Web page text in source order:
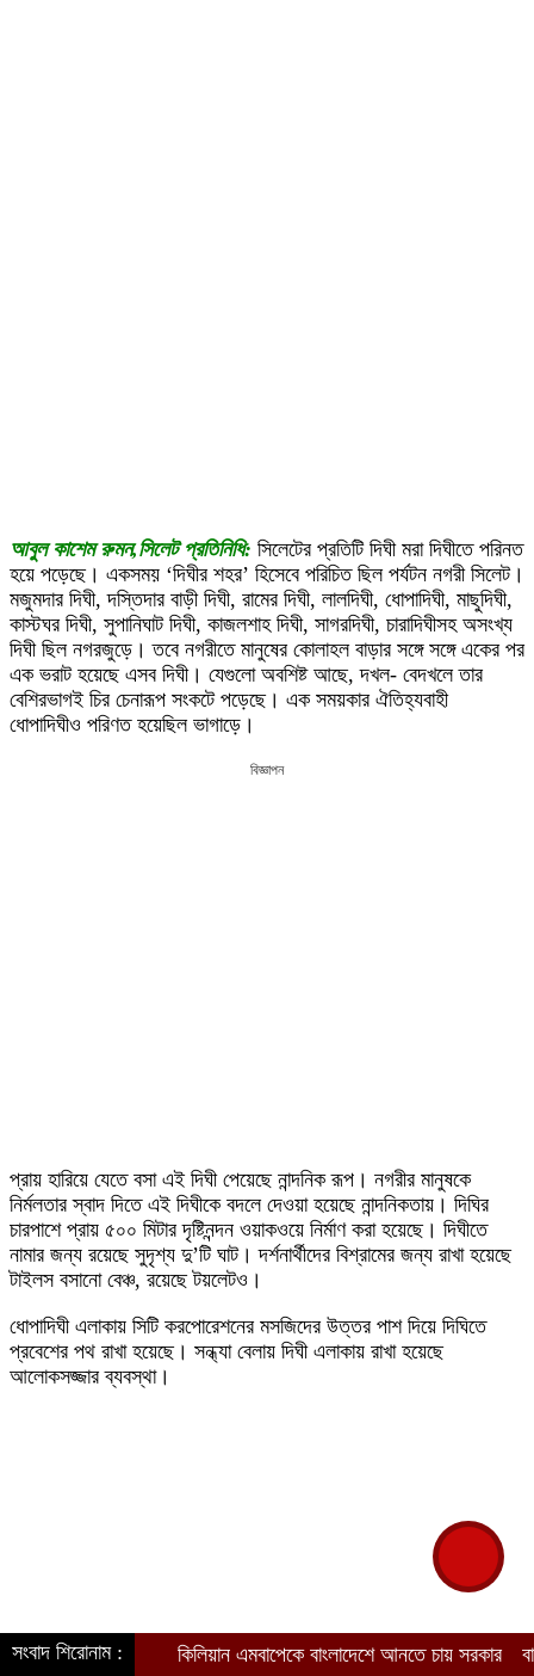
সংবাদ শিরোনাম :কিলিয়ান এমবাপেকে বাংলাদেশে আনতে চায় সরকার
আবুল কাশেম রুমন,সিলেট প্রতিনিধি: সিলেটের প্রতিটি দিঘী মরা দিঘীতে পরিনত
হয়ে পড়েছে। একসময় ‘দিঘীর শহর’ হিসেবে পরিচিত ছিল পর্যটন নগরী সিলেট।
মজুমদার দিঘী, দস্তিদার বাড়ী দিঘী, রামের দিঘী, লালদিঘী, ধোপাদিঘী, মাছুদিঘী,
কাস্টঘর দিঘী, সুপানিঘাট দিঘী, কাজলশাহ দিঘী, সাগরদিঘী, চারাদিঘীসহ অসংখ্য
দিঘী ছিল নগরজুড়ে। তবে নগরীতে মানুষের কোলাহল বাড়ার সঙ্গে সঙ্গে একের পর
এক ভরাট হয়েছে এসব দিঘী। যেগুলো অবশিষ্ট আছে, দখল- বেদখলে তার
বেশিরভাগই চির চেনারূপ সংকটে পড়েছে। এক সময়কার ঐতিহ্যবাহী
ধোপাদিঘীও পরিণত হয়েছিল ভাগাড়ে।
বিজ্ঞাপন
প্রায় হারিয়ে যেতে বসা এই দিঘী পেয়েছে নান্দনিক রূপ। নগরীর মানুষকে
নির্মলতার স্বাদ দিতে এই দিঘীকে বদলে দেওয়া হয়েছে নান্দনিকতায়। দিঘির
চারপাশে প্রায় ৫০০ মিটার দৃষ্টিনন্দন ওয়াকওয়ে নির্মাণ করা হয়েছে। দিঘীতে
নামার জন্য রয়েছে সুদৃশ্য দু’টি ঘাট। দর্শনার্থীদের বিশ্রামের জন্য রাখা হয়েছে
টাইলস বসানো বেঞ্চ, রয়েছে টয়লেটও।
ধোপাদিঘী এলাকায় সিটি করপোরেশনের মসজিদের উত্তর পাশ দিয়ে দিঘিতে
প্রবেশের পথ রাখা হয়েছে। সন্ধ্যা বেলায় দিঘী এলাকায় রাখা হয়েছে
আলোকসজ্জার ব্যবস্থা।